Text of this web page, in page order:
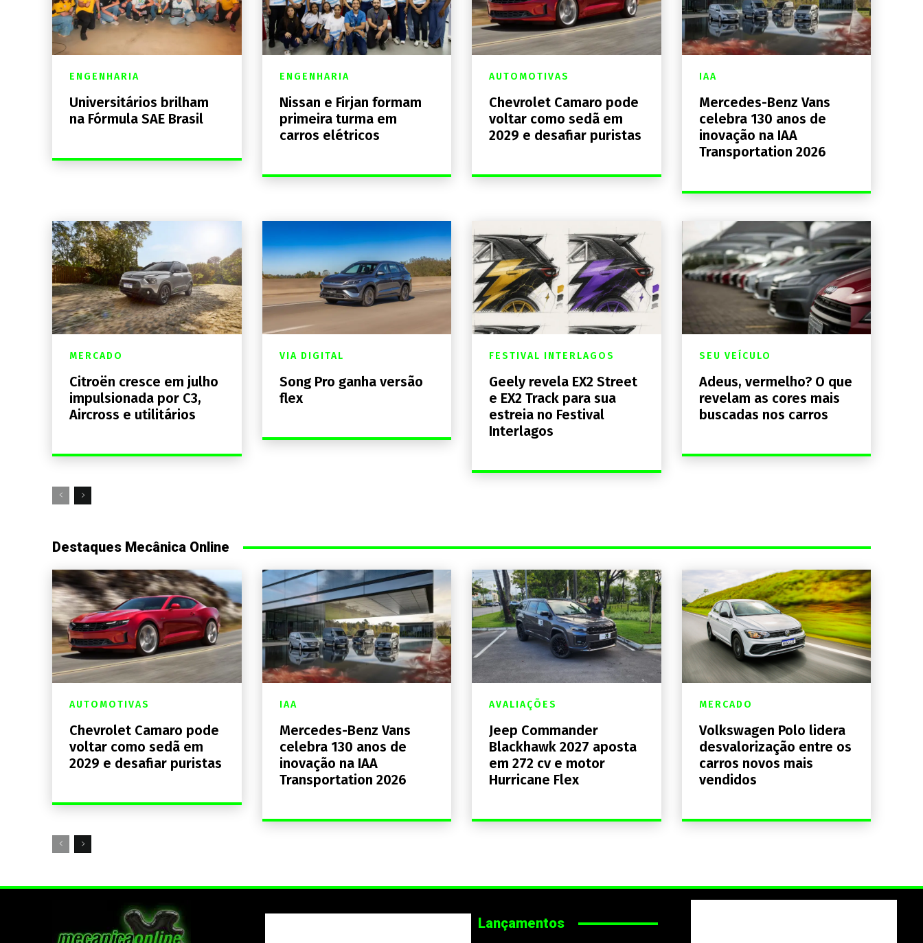
ENGENHARIA
Universitários brilham
na Fórmula SAE Brasil
ENGENHARIA
Nissan e Firjan formam
primeira turma em
carros elétricos
AUTOMOTIVAS
Chevrolet Camaro pode
voltar como sedã em
2029 e desafiar puristas
IAA
Mercedes-Benz Vans
celebra 130 anos de
inovação na IAA
Transportation 2026
MERCADO
Citroën cresce em julho
impulsionada por C3,
Aircross e utilitários
VIA DIGITAL
Song Pro ganha versão
flex
FESTIVAL INTERLAGOS
Geely revela EX2 Street
e EX2 Track para sua
estreia no Festival
Interlagos
SEU VEÍCULO
Adeus, vermelho? O que
revelam as cores mais
buscadas nos carros
Destaques Mecânica Online
AUTOMOTIVAS
Chevrolet Camaro pode
voltar como sedã em
2029 e desafiar puristas
IAA
Mercedes-Benz Vans
celebra 130 anos de
inovação na IAA
Transportation 2026
AVALIAÇÕES
Jeep Commander
Blackhawk 2027 aposta
em 272 cv e motor
Hurricane Flex
MERCADO
Volkswagen Polo lidera
desvalorização entre os
carros novos mais
vendidos
Lançamentos